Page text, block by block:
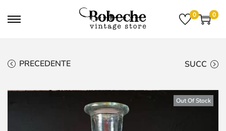
0 0
PRECEDENTE SUCC
Out Of Stock